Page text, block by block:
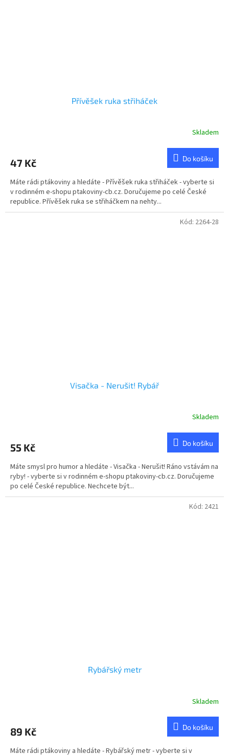
Přívěšek ruka střiháček
Skladem
47 Kč Do košíku
Máte rádi ptákoviny a hledáte - Přívěšek ruka střiháček - vyberte si
v rodinném e-shopu ptakoviny-cb.cz. Doručujeme po celé České
republice. Přívěšek ruka se střiháčkem na nehty...
Visačka - Nerušit! Rybář
Skladem
55 Kč Do košíku
Máte smysl pro humor a hledáte - Visačka - Nerušit! Ráno vstávám na
ryby! - vyberte si v rodinném e-shopu ptakoviny-cb.cz. Doručujeme
po celé České republice. Nechcete být...
Kód: 2264-28
Rybářský metr
Skladem
89 Kč Do košíku
Máte rádi ptákoviny a hledáte - Rybářský metr - vyberte si v
Kód: 2421